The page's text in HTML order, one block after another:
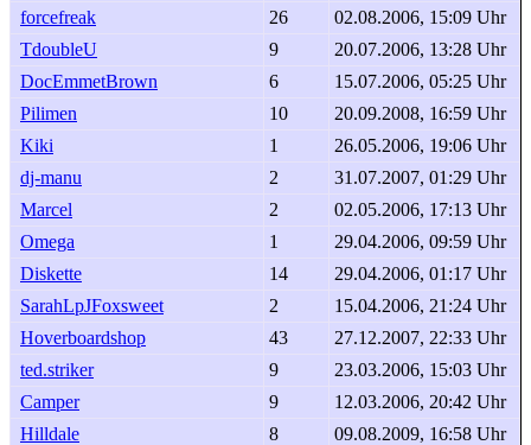
forcefreak
26
02.08.2006, 15:09 Uhr
TdoubleU
9
20.07.2006, 13:28 Uhr
DocEmmetBrown
6
15.07.2006, 05:25 Uhr
Pilimen
10
20.09.2008, 16:59 Uhr
Kiki
1
26.05.2006, 19:06 Uhr
dj-manu
2
31.07.2007, 01:29 Uhr
Marcel
2
02.05.2006, 17:13 Uhr
Omega
1
29.04.2006, 09:59 Uhr
Diskette
14
29.04.2006, 01:17 Uhr
SarahLpJFoxsweet
2
15.04.2006, 21:24 Uhr
Hoverboardshop
43
27.12.2007, 22:33 Uhr
ted.striker
9
23.03.2006, 15:03 Uhr
Camper
9
12.03.2006, 20:42 Uhr
Hilldale
8
09.08.2009, 16:58 Uhr